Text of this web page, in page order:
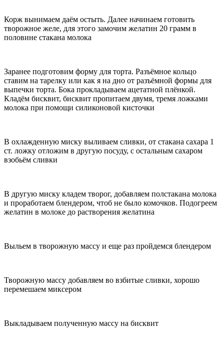
Корж вынимаем даём остыть. Далее начинаем готовить
творожное желе, для этого замочим желатин 20 грамм в
половине стакана молока
Заранее подготовим форму для торта. Разъёмное кольцо
ставим на тарелку или как я на дно от разъёмной формы для
выпечки торта. Бока прокладываем ацетатной плёнкой.
Кладём бисквит, бисквит пропитаем двумя, тремя ложками
молока при помощи силиконовой кисточки
В охлажденную миску выливаем сливки, от стакана сахара 1
ст. ложку отложим в другую посуду, с остальным сахаром
взобьём сливки
В другую миску кладем творог, добавляем полстакана молока
и проработаем блендером, чтоб не было комочков. Подогреем
желатин в молоке до растворения желатина
Выльем в творожную массу и еще раз пройдемся блендером
Творожную массу добавляем во взбитые сливки, хорошо
перемешаем миксером
Выкладываем полученную массу на бисквит